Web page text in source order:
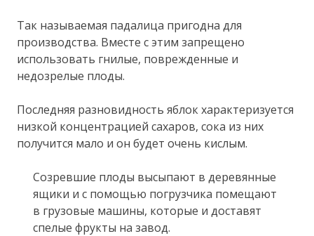
Так называемая падалица пригодна для
производства. Вместе с этим запрещено
использовать гнилые, поврежденные и
недозрелые плоды.
Последняя разновидность яблок характеризуется
низкой концентрацией сахаров, сока из них
получится мало и он будет очень кислым.
Созревшие плоды высыпают в деревянные
ящики и с помощью погрузчика помещают
в грузовые машины, которые и доставят
спелые фрукты на завод.